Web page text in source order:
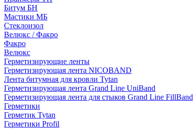
Битум БН
Мастики МБ
Стеклоизол
Велюкс / Факро
Факро
Велюкс
Герметизирующие ленты
Герметизирующая лента NICOBAND
Лента битумная для кровли Tytan
Герметизирующая лента Grand Line UniBand
Герметизирующая лента для стыков Grand Line FillBand
Герметики
Герметик Tytan
Герметики Profil